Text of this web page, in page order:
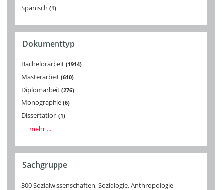
Spanisch 1
Dokumenttyp
Bachelorarbeit 1914
Masterarbeit 610
Diplomarbeit 276
Monographie 6
Dissertation 1
mehr ...
Sachgruppe
300 Sozialwissenschaften, Soziologie, Anthropologie